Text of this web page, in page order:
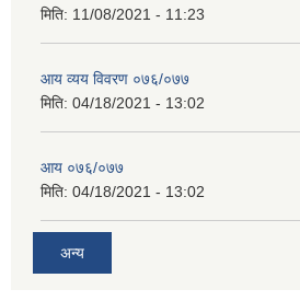
मिति: 11/08/2021 - 11:23
आय व्यय विवरण ०७६/०७७
मिति: 04/18/2021 - 13:02
आय ०७६/०७७
मिति: 04/18/2021 - 13:02
अन्य